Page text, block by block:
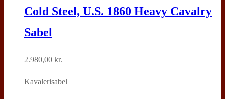
Cold Steel, U.S. 1860 Heavy Cavalry
Sabel
2.980,00 kr.
Kavalerisabel